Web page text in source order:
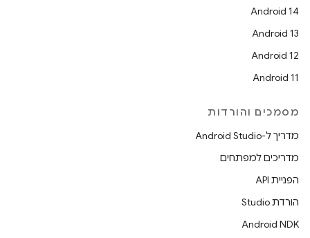
Android 14
Android 13
Android 12
Android 11
מסמכים והורדות
מדריך ל-Android Studio
מדריכים למפתחים
הפניית API
הורדת Studio
Android NDK